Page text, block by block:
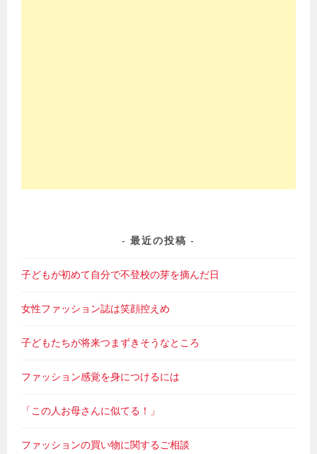
最近の投稿
子どもが初めて自分で不登校の芽を摘んだ日
女性ファッション誌は笑顔控えめ
子どもたちが将来つまずきそうなところ
ファッション感覚を身につけるには
「この人お母さんに似てる！」
ファッションの買い物に関するご相談